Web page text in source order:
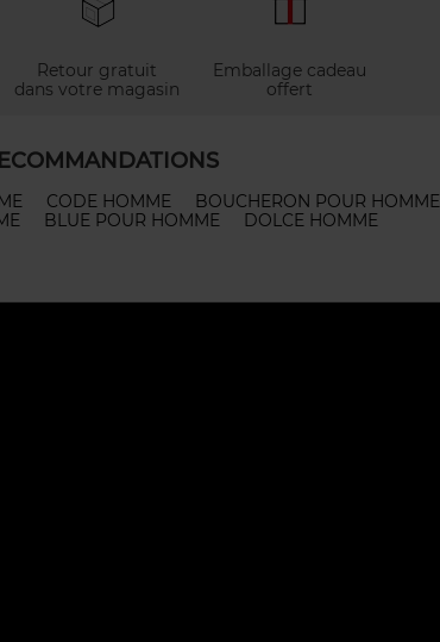
Retour gratuit
dans votre magasin
Emballage cadeau
offert
CODE HOMME BOUCHERON POUR HOMME
BLUE POUR HOMME DOLCE HOMME